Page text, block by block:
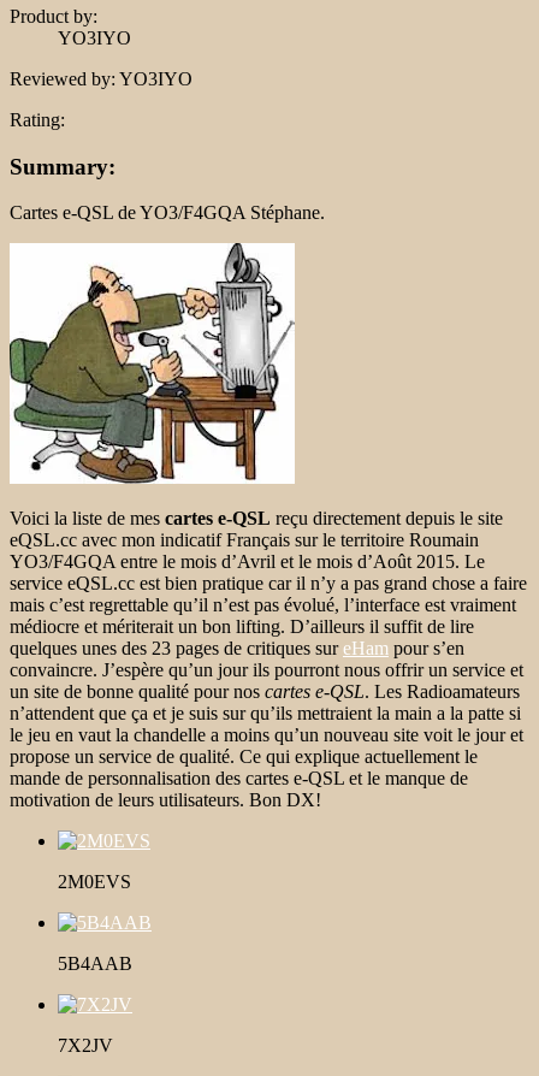
Product by:
YO3IYO
Reviewed by: YO3IYO
Rating:
Summary:
Cartes e-QSL de YO3/F4GQA Stéphane.
Voici la liste de mes cartes e-QSL reçu directement depuis le site
eQSL.cc avec mon indicatif Français sur le territoire Roumain
YO3/F4GQA entre le mois d’Avril et le mois d’Août 2015. Le
service eQSL.cc est bien pratique car il n’y a pas grand chose a faire
mais c’est regrettable qu’il n’est pas évolué, l’interface est vraiment
médiocre et mériterait un bon lifting. D’ailleurs il suffit de lire
quelques unes des 23 pages de critiques sureHam pour s’en
convaincre. J’espère qu’un jour ils pourront nous offrir un service et
un site de bonne qualité pour nos cartes e-QSL. Les Radioamateurs
n’attendent que ça et je suis sur qu’ils mettraient la main a la patte si
le jeu en vaut la chandelle a moins qu’un nouveau site voit le jour et
propose un service de qualité. Ce qui explique actuellement le
mande de personnalisation des cartes e-QSL et le manque de
motivation de leurs utilisateurs. Bon DX!
2M0EVS
5B4AAB
7X2JV